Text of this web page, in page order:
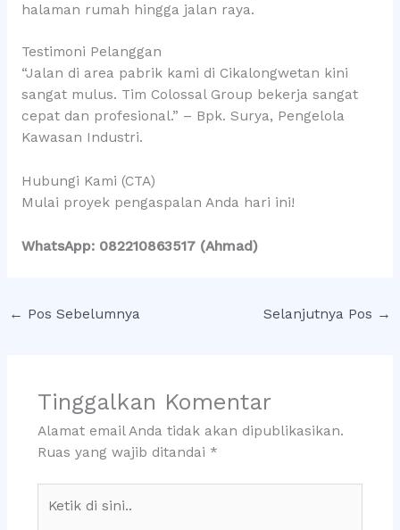
halaman rumah hingga jalan raya.
Testimoni Pelanggan
“Jalan di area pabrik kami di Cikalongwetan kini
sangat mulus. Tim Colossal Group bekerja sangat
cepat dan profesional.” – Bpk. Surya, Pengelola
Kawasan Industri.
Hubungi Kami (CTA)
Mulai proyek pengaspalan Anda hari ini!
WhatsApp: 082210863517 (Ahmad)
← Pos Sebelumnya Selanjutnya Pos →
Tinggalkan Komentar
Alamat email Anda tidak akan dipublikasikan.
Ruas yang wajib ditandai *